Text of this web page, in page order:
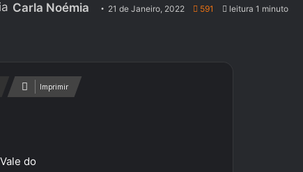
Carla Noémia 21 de Janeiro, 2022 591 leitura 1 minuto
Imprimir
do